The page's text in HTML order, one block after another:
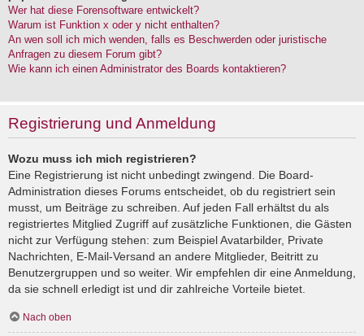
Wer hat diese Forensoftware entwickelt?
Warum ist Funktion x oder y nicht enthalten?
An wen soll ich mich wenden, falls es Beschwerden oder juristische
Anfragen zu diesem Forum gibt?
Wie kann ich einen Administrator des Boards kontaktieren?
Registrierung und Anmeldung
Wozu muss ich mich registrieren?
Eine Registrierung ist nicht unbedingt zwingend. Die Board-
Administration dieses Forums entscheidet, ob du registriert sein
musst, um Beiträge zu schreiben. Auf jeden Fall erhältst du als
registriertes Mitglied Zugriff auf zusätzliche Funktionen, die Gästen
nicht zur Verfügung stehen: zum Beispiel Avatarbilder, Private
Nachrichten, E-Mail-Versand an andere Mitglieder, Beitritt zu
Benutzergruppen und so weiter. Wir empfehlen dir eine Anmeldung,
da sie schnell erledigt ist und dir zahlreiche Vorteile bietet.
Nach oben